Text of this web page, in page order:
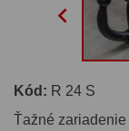

Kód: R 24 S
Ťažné zariadenie